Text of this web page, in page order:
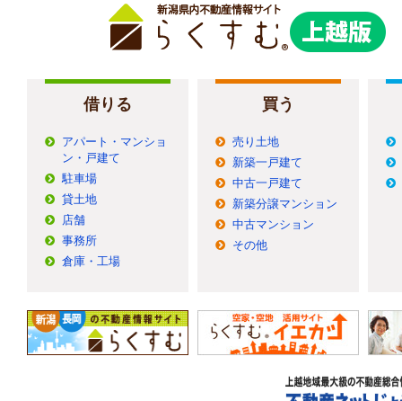
借りる
アパート・マンショ
ン・戸建て
駐車場
貸土地
店舗
事務所
倉庫・工場
買う
売り土地
新築一戸建て
中古一戸建て
新築分譲マンション
中古マンション
その他